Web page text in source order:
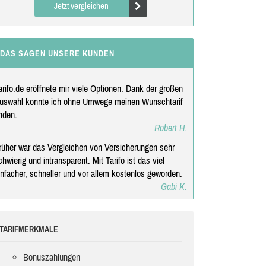
Jetzt vergleichen
DAS SAGEN UNSERE KUNDEN
eröffnete mir viele Optionen. Dank der großen
konnte ich ohne Umwege meinen Wunschtarif
Robert H.
war das Vergleichen von Versicherungen sehr
und intransparent. Mit Tarifo ist das viel
schneller und vor allem kostenlos geworden.
Gabi K.
TARIFMERKMALE
Bonuszahlungen